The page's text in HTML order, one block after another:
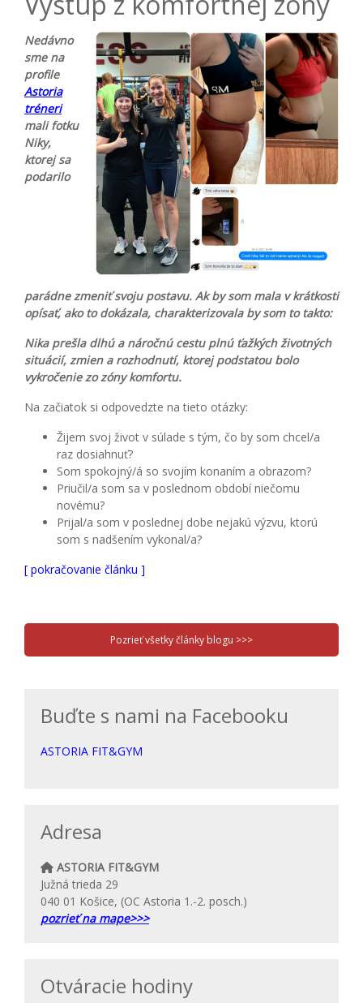
Nedávno
sme na
profile
Astoria
tréneri
mali fotku
Niky,
ktorej sa
podarilo
parádne zmeniť svoju postavu. Ak by som mala v krátkosti
opísať, ako to dokázala, charakterizovala by som to takto:
Nika prešla dlhú a náročnú cestu plnú ťažkých životných
situácií, zmien a rozhodnutí, ktorej podstatou bolo
vykročenie zo zóny komfortu.
Na začiatok si odpovedzte na tieto otázky:
Žijem svoj život v súlade s tým, čo by som chcel/a
raz dosiahnuť?
Som spokojný/á so svojím konaním a obrazom?
Priučil/a som sa v poslednom období niečomu
novému?
Prijal/a som v poslednej dobe nejakú výzvu, ktorú
som s nadšením vykonal/a?
[ pokračovanie článku ]
Pozrieť všetky články blogu >>>
Buďte s nami na Facebooku
ASTORIA FIT&GYM
Adresa
ASTORIA FIT&GYM
Južná trieda 29
040 01 Košice, (OC Astoria 1.-2. posch.)
pozrieť na mape>>>
Otváracie hodiny